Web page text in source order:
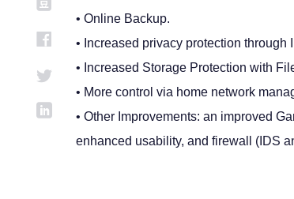
• Online Backup.
• Increased privacy protection through
• Increased Storage Protection with
• More control via home network
• Other Improvements: an improved
enhanced usability, and firewall (IDS